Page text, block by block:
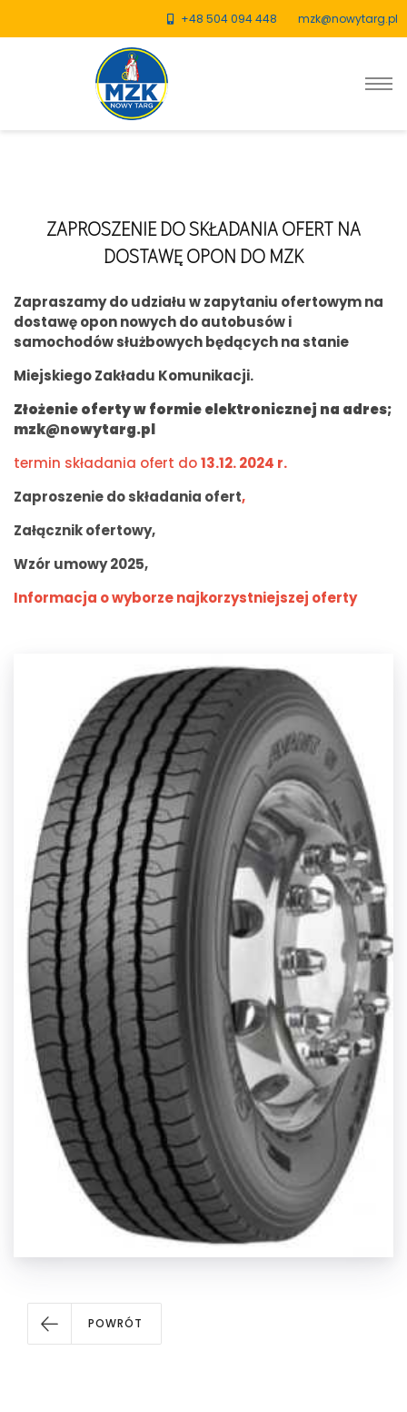
+48 504 094 448 mzk@nowytarg.pl
ZAPROSZENIE DO SKŁADANIA OFERT NA
DOSTAWĘ OPON DO MZK
Zapraszamy do udziału w zapytaniu ofertowym na
dostawę opon nowych do autobusów i
samochodów służbowych będących na stanie
Miejskiego Zakładu Komunikacji.
Złożenie oferty w formie elektronicznej na adres;
mzk@nowytarg.pl
termin składania ofert do13.12. 2024 r.
Zaproszenie do składania ofert,
Załącznik ofertowy,
Wzór umowy 2025,
Informacja o wyborze najkorzystniejszej oferty
POWRÓT